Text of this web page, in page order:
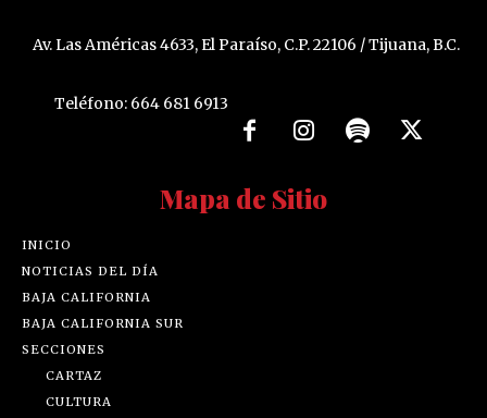
Av. Las Américas 4633, El Paraíso, C.P. 22106 / Tijuana, B.C.
Teléfono: 664 681 6913
Mapa de Sitio
INICIO
NOTICIAS DEL DÍA
BAJA CALIFORNIA
BAJA CALIFORNIA SUR
SECCIONES
CARTAZ
CULTURA